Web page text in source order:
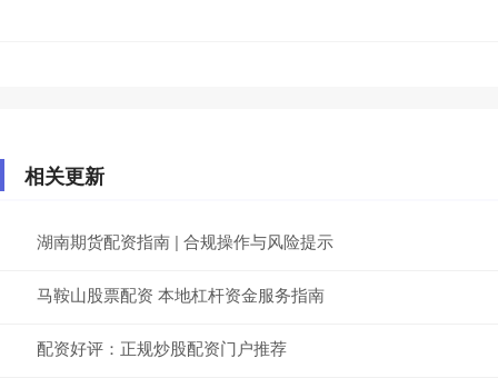
相关更新
湖南期货配资指南 | 合规操作与风险提示
马鞍山股票配资 本地杠杆资金服务指南
配资好评：正规炒股配资门户推荐